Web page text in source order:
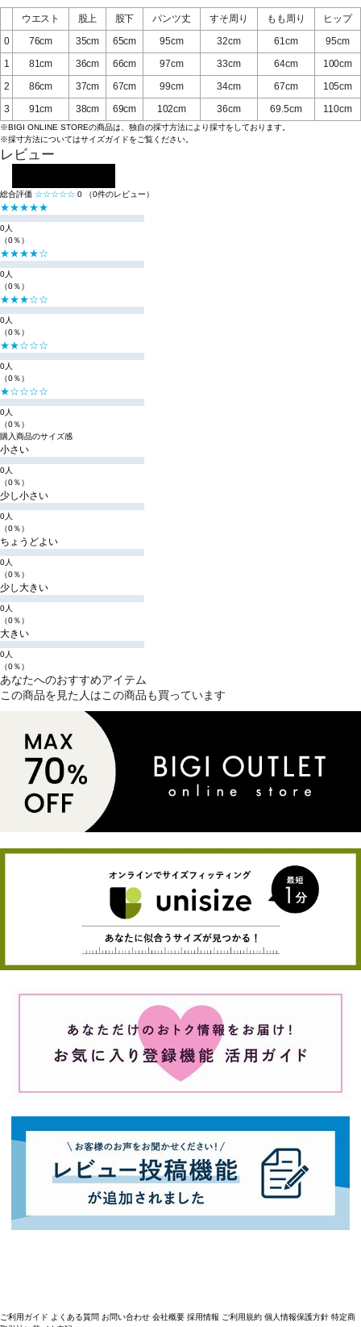
ウエスト 股上 股下 パンツ丈 すそ周り もも周り
ヒップ
0
76cm 35cm 65cm 95cm 32cm 61cm
95cm
1
81cm 36cm 66cm 97cm 33cm 64cm
100cm
2
86cm 37cm 67cm 99cm 34cm 67cm
105cm
3
91cm 38cm 69cm 102cm 36cm 69.5cm 110cm
※BIGI ONLINE STOREの商品は、独自の採寸方法により採寸をしております。
※採寸方法についてはサイズガイドをご覧ください。
レビュー
総合評価 ☆☆☆☆☆ 0 （0件のレビュー）
★★★★★
0人
（0％）
★★★★☆
0人
（0％）
★★★☆☆
0人
（0％）
★★☆☆☆
0人
（0％）
★☆☆☆☆
0人
（0％）
購入商品のサイズ感
小さい
0人
（0％）
少し小さい
0人
（0％）
ちょうどよい
0人
（0％）
少し大きい
0人
（0％）
大きい
0人
（0％）
あなたへのおすすめアイテム
この商品を見た人はこの商品も買っています
ご利用ガイド よくある質問 お問い合わせ 会社概要 採用情報 ご利用規約 個人情報保護方針 特定商